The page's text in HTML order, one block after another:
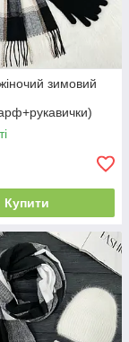
зимовий
59 см чорний
- 4185
Купити